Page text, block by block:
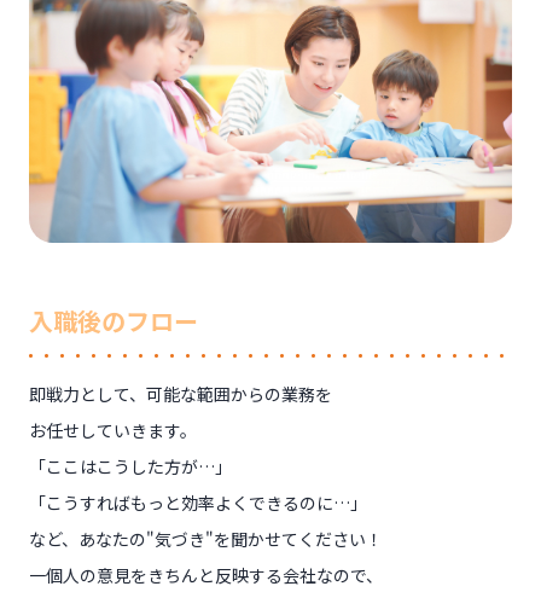
入職後のフロー
即戦力として、可能な範囲からの業務を
お任せしていきます。
「ここはこうした方が…」
「こうすればもっと効率よくできるのに…」
など、あなたの"気づき"を聞かせてください！
一個人の意見をきちんと反映する会社なので、